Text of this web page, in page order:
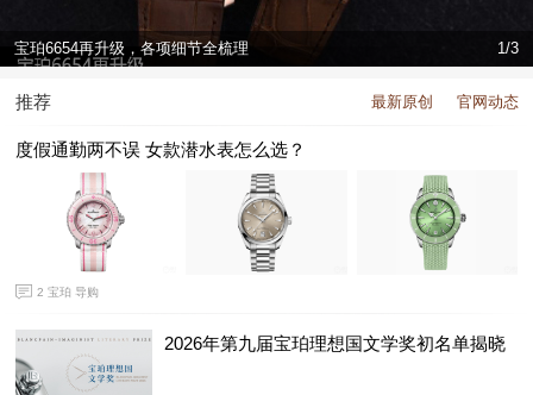
宝珀6654再升级，各项细节全梳理 1/3
推荐 最新原创 官网动态
度假通勤两不误 女款潜水表怎么选？
2 宝珀 导购
2026年第九届宝珀理想国文学奖初名单揭晓